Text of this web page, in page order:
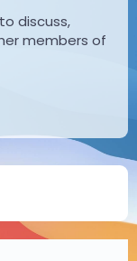
discuss,
members of